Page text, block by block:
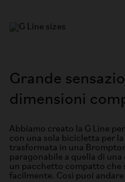
Grande
dimensioni
Abbiamo creato la G Line
con una sola bicicletta per
trasformata in una
paragonabile a quella di
un pacchetto compatto che
facilmente. Così puoi